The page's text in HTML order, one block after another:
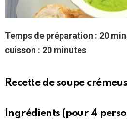
Temps de préparation : 20
cuisson : 20 minutes
Recette de soupe
Ingrédients (pour 4